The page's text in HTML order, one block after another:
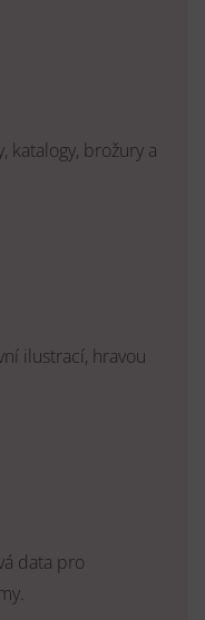
katalogy, brožury a
ilustrací, hravou
data pro